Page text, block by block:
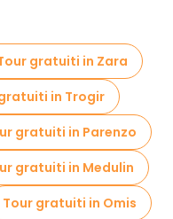
gratuiti in Zara
in Trogir
gratuiti in Parenzo
gratuiti in Medulin
Tour gratuiti in Omis